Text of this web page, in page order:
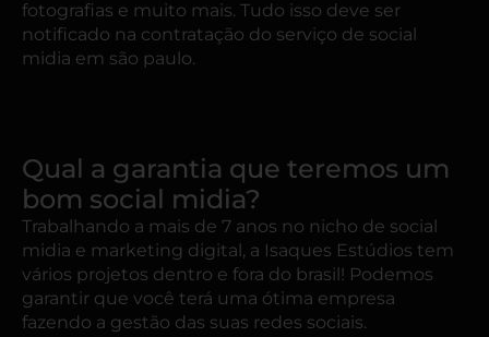
fotografias e muito mais. Tudo isso deve ser
notificado na contratação do serviço de social
midia em são paulo.
Qual a garantia que teremos um
bom social midia?
Trabalhando a mais de 7 anos no nicho de social
midia e marketing digital, a Isaques Estúdios tem
vários projetos dentro e fora do brasil! Podemos
garantir que você terá uma ótima empresa
fazendo a gestão das suas redes sociais.